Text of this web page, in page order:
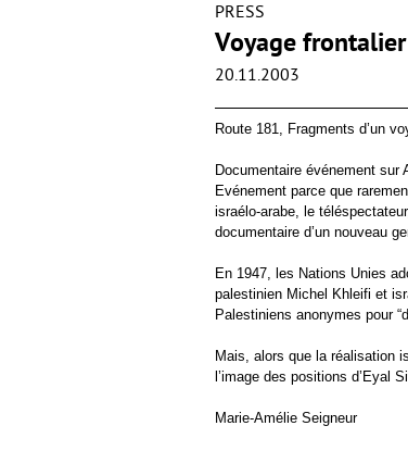
PRESS
Voyage
20.11.2003
Route 181, Fragments d’un
Documentaire événement sur
Evénement parce que
israélo-arabe, le
documentaire d’un nouveau
En 1947, les Nations Unies
palestinien Michel Khleifi et
Palestiniens anonymes pour
Mais, alors que la réalisation
l’image des positions d’Eyal
Marie-Amélie Seigneur